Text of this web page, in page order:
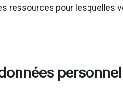
ressources pour lesquelles